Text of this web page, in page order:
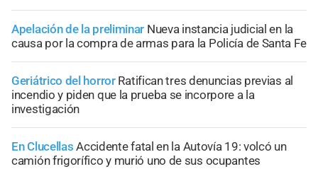
Apelación de la preliminar Nueva instancia judicial en la
causa por la compra de armas para la Policía de Santa Fe
Geriátrico del horror Ratifican tres denuncias previas al
incendio y piden que la prueba se incorpore a la
investigación
En Clucellas Accidente fatal en la Autovía 19: volcó un
camión frigorífico y murió uno de sus ocupantes